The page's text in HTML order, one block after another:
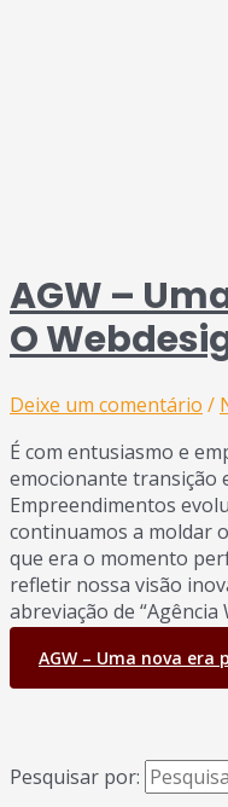
AGW –
O
Deixe um comentário /
É com entusiasmo e
emocionante transição
Empreendimentos
continuamos a moldar
que era o momento
refletir nossa visão
abreviação de “Agência
AGW – Uma nova era
Pesquisar por: